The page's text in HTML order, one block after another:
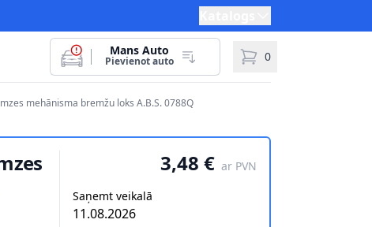
Mans Auto
Pievienot auto 0
mehānisma bremžu loks A.B.S. 0788Q
3,48 € ar PVN
Saņemt veikalā
11.08.2026